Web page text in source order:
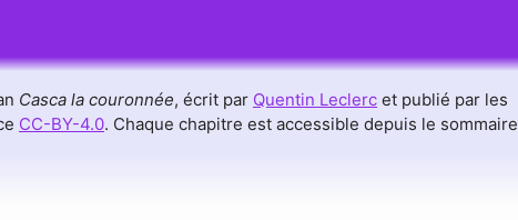
Casca la couronnée, écrit par Quentin Leclerc et publié par les
CC-BY-4.0. Chaque chapitre est accessible depuis le sommaire